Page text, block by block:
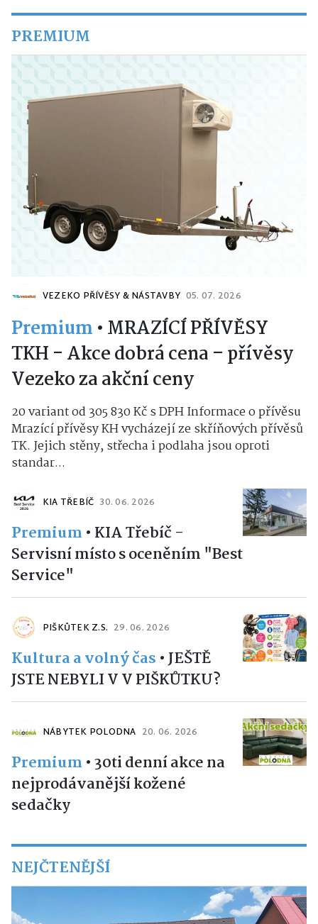
PREMIUM
VEZEKO PŘÍVĚSY & NÁSTAVBY 05. 07. 2026
Premium • MRAZÍCÍ PŘÍVĚSY
TKH - Akce dobrá cena – přívěsy
Vezeko za akční ceny
20 variant od 305 830 Kč s DPH Informace o přívěsu
Mrazící přívěsy KH vycházejí ze skříňových přívěsů
TK. Jejich stěny, střecha i podlaha jsou oproti
standar...
KIA TŘEBÍČ 30. 06. 2026
Premium • KIA Třebíč -
Servisní místo s oceněním "Best
Service"
PIŠKŮTEK Z.S. 29. 06. 2026
Kultura a volný čas •JEŠTĚ
JSTE NEBYLI V V PIŠKŮTKU?
NÁBYTEK POLODNA 20. 06. 2026
Premium •30ti denní akce na
nejprodávanější kožené
sedačky
NEJČTENĚJŠÍ